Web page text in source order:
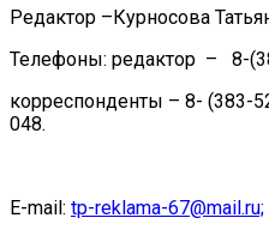
Редактор –Курносова
Телефоны: редактор – 8-
корреспонденты – 8- (383-
048.
E-mail: tp-reklama-67@mail.ru;